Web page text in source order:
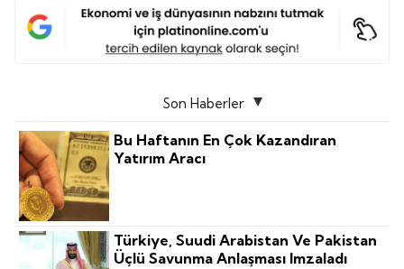
Son Haberler
Bu Haftanın En Çok Kazandıran
Yatırım Aracı
Türkiye, Suudi Arabistan Ve Pakistan
Üçlü Savunma Anlaşması Imzaladı